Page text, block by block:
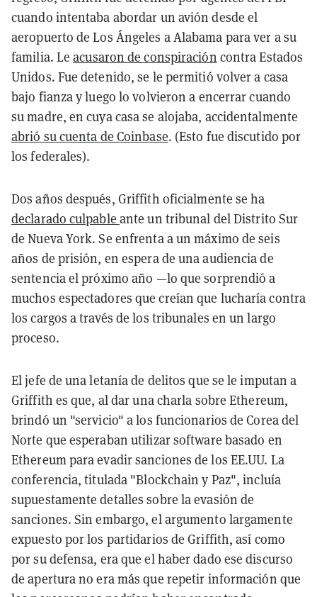
cuando intentaba abordar un avión desde el
aeropuerto de Los Ángeles a Alabama para ver a su
familia. Leacusaron de conspiración contra Estados
Unidos. Fue detenido, se le permitió volver a casa
bajo fianza y luego lo volvieron a encerrar cuando
su madre, en cuya casa se alojaba, accidentalmente
abrió su cuenta de Coinbase. (Esto fue discutido por
los federales).
Dos años después, Griffith oficialmente se ha
declarado culpable ante un tribunal del Distrito Sur
de Nueva York. Se enfrenta a un máximo de seis
años de prisión, en espera de una audiencia de
sentencia el próximo año —lo que sorprendió a
muchos espectadores que creían que lucharía contra
los cargos a través de los tribunales en un largo
proceso.
El jefe de una letanía de delitos que se le imputan a
Griffith es que, al dar una charla sobre Ethereum,
brindó un "servicio" a los funcionarios de Corea del
Norte que esperaban utilizar software basado en
Ethereum para evadir sanciones de los EE.UU. La
conferencia, titulada "Blockchain y Paz", incluía
supuestamente detalles sobre la evasión de
sanciones. Sin embargo, el argumento largamente
expuesto por los partidarios de Griffith, así como
por su defensa, era que el haber dado ese discurso
de apertura no era más que repetir información que